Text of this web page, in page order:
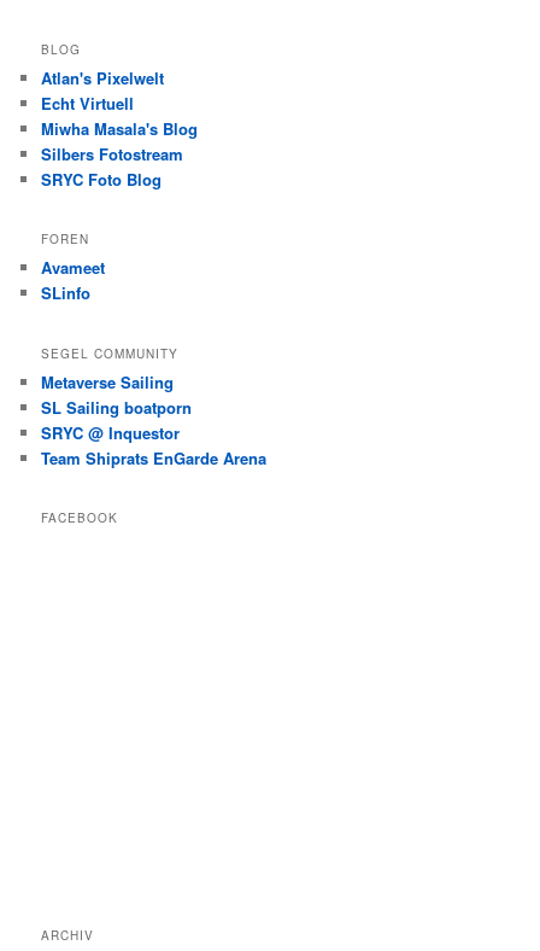
BLOG
Atlan's Pixelwelt
Echt Virtuell
Miwha Masala's Blog
Silbers Fotostream
SRYC Foto Blog
FOREN
Avameet
SLinfo
SEGEL COMMUNITY
Metaverse Sailing
SL Sailing boatporn
SRYC @ Inquestor
Team Shiprats EnGarde Arena
FACEBOOK
ARCHIV